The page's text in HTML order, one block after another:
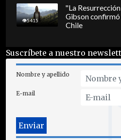
5415
"La
Gibson confirmó
Chile
Suscríbete a nuestro
Nombre y apellido
E-mail